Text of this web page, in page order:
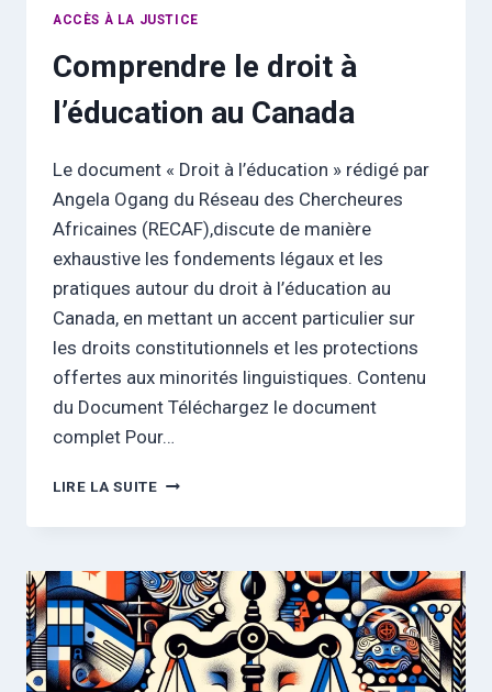
ACCÈS À LA JUSTICE
Comprendre le droit à
l’éducation au Canada
Le document « Droit à l’éducation » rédigé par
Angela Ogang du Réseau des Chercheures
Africaines (RECAF),discute de manière
exhaustive les fondements légaux et les
pratiques autour du droit à l’éducation au
Canada, en mettant un accent particulier sur
les droits constitutionnels et les protections
offertes aux minorités linguistiques. Contenu
du Document Téléchargez le document
complet Pour…
LIRE LA SUITECOMPRENDRE
DROIT
L’ÉDUCATION
AU
CANADA